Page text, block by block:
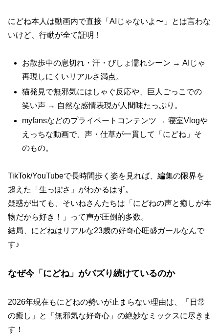
にどね本人は動画内で直接「AIじゃないよ〜」とは言わな
いけど、行動が全て証明！
お散歩中の息切れ・汗・びしょ濡れシーン → AIじゃ
再現しにくいリアルさ満点。
猫発見で無邪気にはしゃぐ反応や、巨人ごっこでの
笑い声 → 自然な感情表現が人間味たっぷり。
myfansなどのプライベートコンテンツ → 寝室Vlogや
えっちな動画で、声・仕草が一貫して「にどね」そ
のもの。
TikTok/YouTubeで長時間歩く姿を見れば、編集の限界を
超えた「生っぽさ」がわかるはず。
疑惑が出ても、そいねさんたちは「にどねの声と癒しが本
物だから好き！」って声が圧倒的多数。
結局、にどねはリアルな23歳の好奇心旺盛ガールなんで
す♪
なぜ今「にどね」がバズり続けているのか
2026年現在もにどねの勢いが止まらない理由は、「日常
の癒し」と「無邪気な好奇心」の絶妙なミックスに尽きま
す！